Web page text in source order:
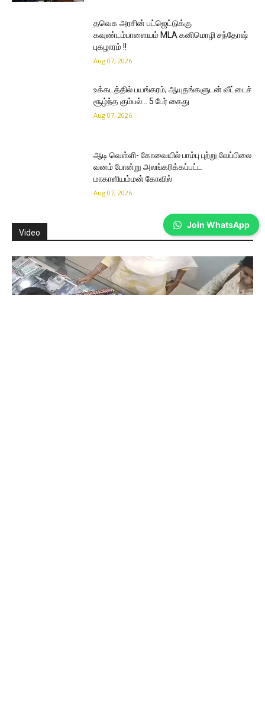
தவெக அரசின் பட்ஜெட்டுக்கு
கவுண்டம்பாளையம் MLA கனிமொழி சந்தோஷ்
புகழாரம் !!
Aug 07, 2026
உக்கடத்தில் பயங்கரம்; ஆயுதங்களுடன் வீட்டைச்
சூழ்ந்த கும்பல்… 5 பேர் கைது
Aug 07, 2026
ஆடி வெள்ளி- கோவையில் பாம்பு புற்று வேப்பிலை
வனம் போன்று அலங்கரிக்கப்பட்ட
மாகாளியம்மன் கோவில்
Aug 07, 2026
Video
Join WhatsApp